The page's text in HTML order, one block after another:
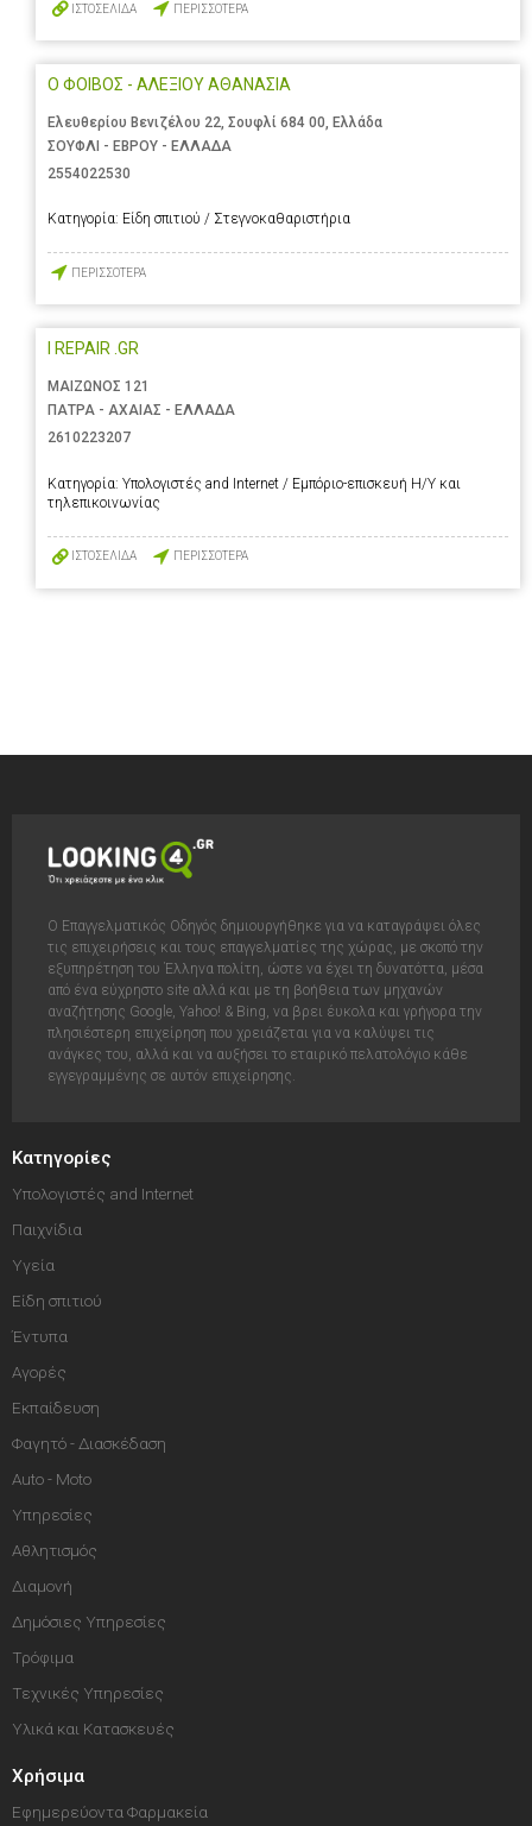
ΙΣΤΟΣΕΛΙΔΑ ΠΕΡΙΣΣΟΤΕΡΑ
Ο ΦΟΙΒΟΣ - ΑΛΕΞΙΟΥ ΑΘΑΝΑΣΙΑ
Ελευθερίου Βενιζέλου 22, Σουφλί 684 00, Ελλάδα
ΣΟΥΦΛΙ - ΕΒΡΟΥ - ΕΛΛΑΔΑ
2554022530
Κατηγορία: Είδη σπιτιού / Στεγνοκαθαριστήρια
ΠΕΡΙΣΣΟΤΕΡΑ
I REPAIR .GR
ΜΑΙΖΩΝΟΣ 121
ΠΑΤΡΑ - ΑΧΑΙΑΣ - ΕΛΛΑΔΑ
2610223207
Κατηγορία: Υπολογιστές and Internet / Εμπόριο-επισκευή Η/Υ και
τηλεπικοινωνίας
ΙΣΤΟΣΕΛΙΔΑ ΠΕΡΙΣΣΟΤΕΡΑ
Ο Επαγγελματικός Οδηγός δημιουργήθηκε για να καταγράψει όλες
τις επιχειρήσεις και τους επαγγελματίες της χώρας, με σκοπό την
εξυπηρέτηση του Έλληνα πολίτη, ώστε να έχει τη δυνατόττα, μέσα
από ένα εύχρηστο site αλλά και με τη βοήθεια των μηχανών
αναζήτησης Google, Yahoo! & Bing, να βρει έυκολα και γρήγορα την
πλησιέστερη επιχείρηση που χρειάζεται για να καλύψει τις
ανάγκες του, αλλά και να αυξήσει το εταιρικό πελατολόγιο κάθε
εγγεγραμμένης σε αυτόν επιχείρησης.
Κατηγορίες
Υπολογιστές and Internet
Παιχνίδια
Υγεία
Είδη σπιτιού
Έντυπα
Αγορές
Εκπαίδευση
Φαγητό - Διασκέδαση
Auto - Moto
Υπηρεσίες
Αθλητισμός
Διαμονή
Δημόσιες Υπηρεσίες
Τρόφιμα
Τεχνικές Υπηρεσίες
Υλικά και Κατασκευές
Χρήσιμα
Εφημερεύοντα Φαρμακεία